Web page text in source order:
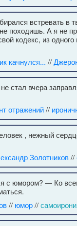
встревать в
походишь. А я не
кодекс, из
качнулся... //
стал вчера
отражений//
, нежный
Золотников//
с юмором? — Ко
// юмор//